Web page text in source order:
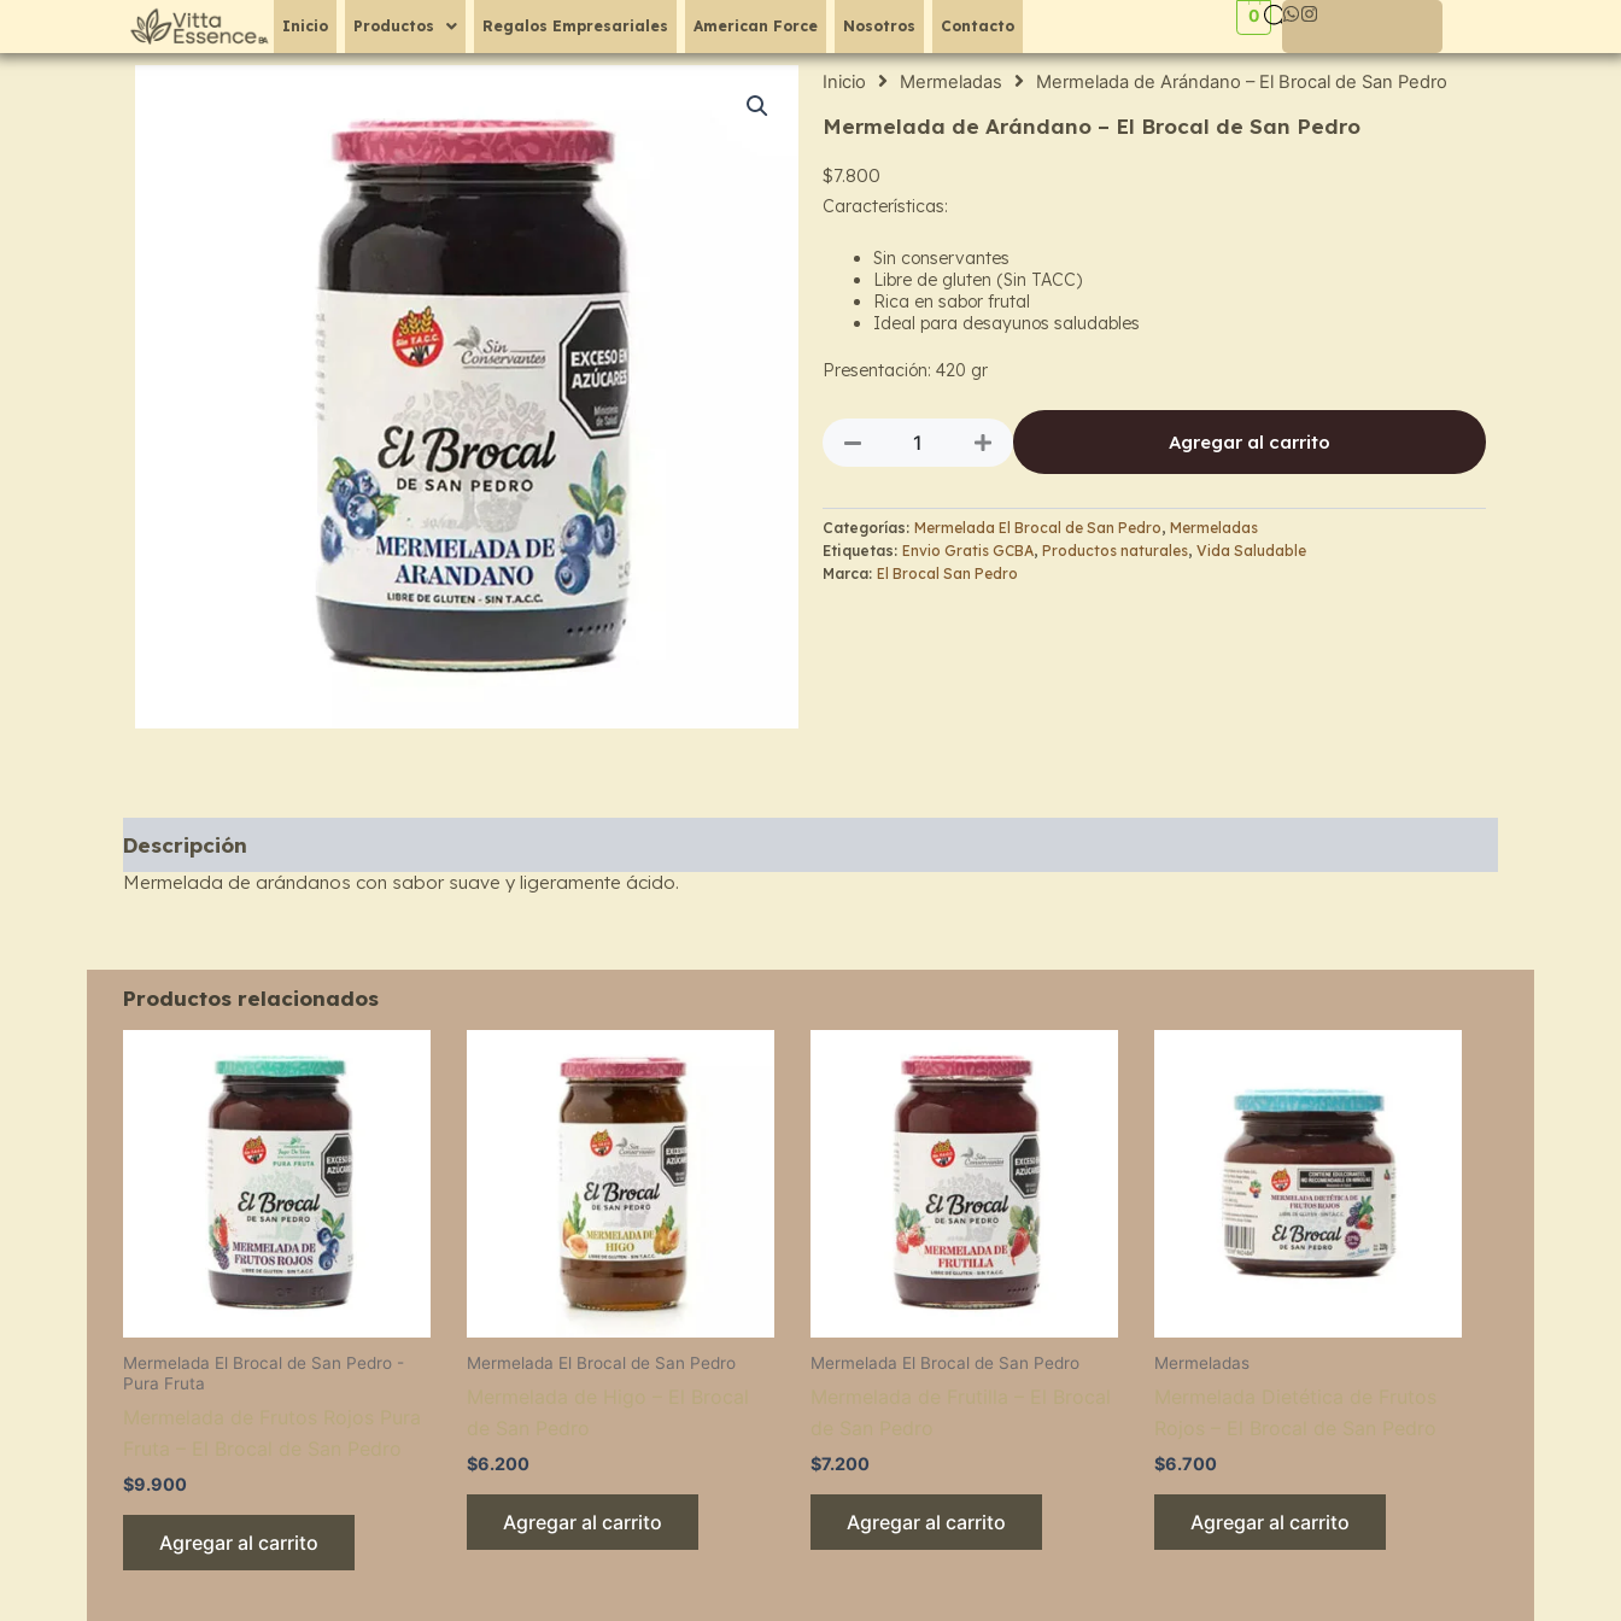
Inicio Productos Regalos Empresariales American Force Nosotros Contacto
0
Inicio Mermeladas Mermelada de Arándano – El Brocal de San Pedro
Mermelada de Arándano – El Brocal de San Pedro
$7.800
Características:
Sin conservantes
Libre de gluten (Sin TACC)
Rica en sabor frutal
Ideal para desayunos saludables
Presentación: 420 gr
Mermelada
Arándano
El
Brocal
de
Agregar al carrito
Categorías: Mermelada El Brocal de San Pedro, Mermeladas
Etiquetas: Envio Gratis GCBA, Productos naturales, Vida Saludable
Marca: El Brocal San Pedro
Descripción
Mermelada de arándanos con sabor suave y ligeramente ácido.
Productos relacionados
Mermelada El Brocal de San Pedro -
Pura Fruta
$9.900
Agregar al carrito
Mermelada El Brocal de San Pedro
$6.200
Agregar al carrito
Mermelada El Brocal de San Pedro
$7.200
Agregar al carrito
Mermeladas
$6.700
Agregar al carrito